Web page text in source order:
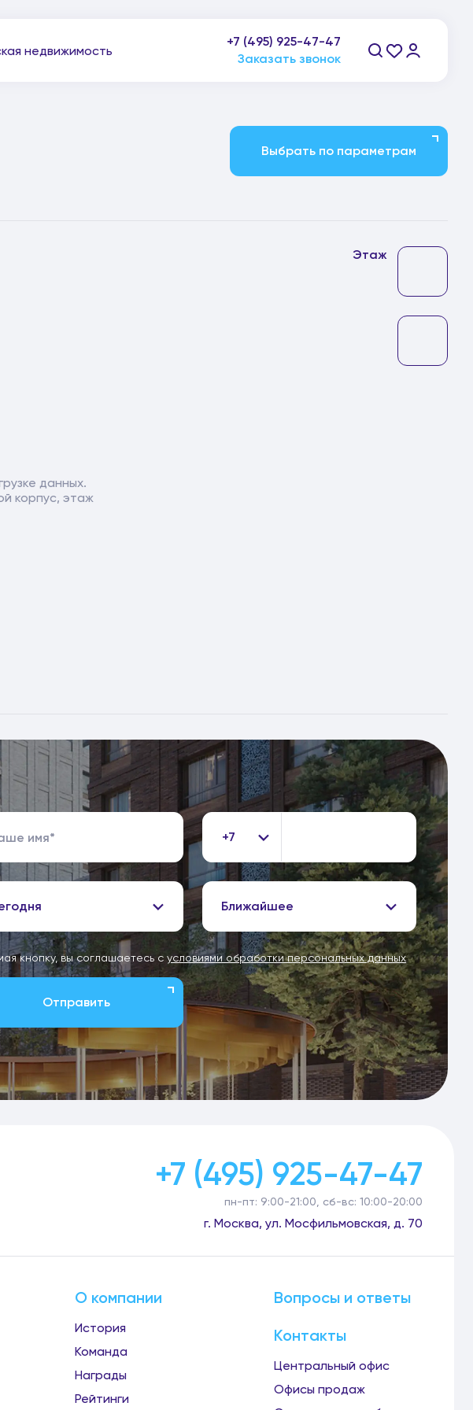
недвижимость
+7 (495) 925-47-47
пн-пт: 9:00-21:00, сб-вс: 10:00-20:00
Заказать звонок
Выбрать по параметрам
данных.
корпус, этаж
Этаж
+7
Ближайшее
кнопку, вы соглашаетесь с условиями обработки персональных данных
Отправить
+7 (495) 925-47-47
пн-пт: 9:00-21:00, сб-вс: 10:00-20:00
г. Москва, ул. Мосфильмовская, д. 70
О компании
История
Команда
Награды
Рейтинги
Вопросы и ответы
Контакты
Центральный офис
Офисы продаж